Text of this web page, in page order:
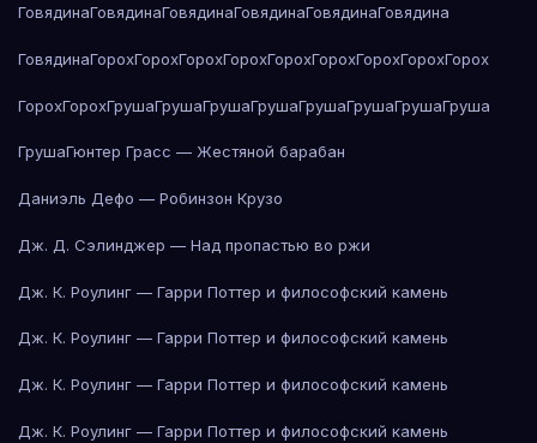
ГовядинаГовядинаГовядинаГовядинаГовядинаГовядина
ГовядинаГорохГорохГорохГорохГорохГорохГорохГорохГорох
ГорохГорохГрушаГрушаГрушаГрушаГрушаГрушаГрушаГруша
ГрушаГюнтер Грасс — Жестяной барабан
Даниэль Дефо — Робинзон Крузо
Дж. Д. Сэлинджер — Над пропастью во ржи
Дж. К. Роулинг — Гарри Поттер и философский камень
Дж. К. Роулинг — Гарри Поттер и философский камень
Дж. К. Роулинг — Гарри Поттер и философский камень
Дж. К. Роулинг — Гарри Поттер и философский камень